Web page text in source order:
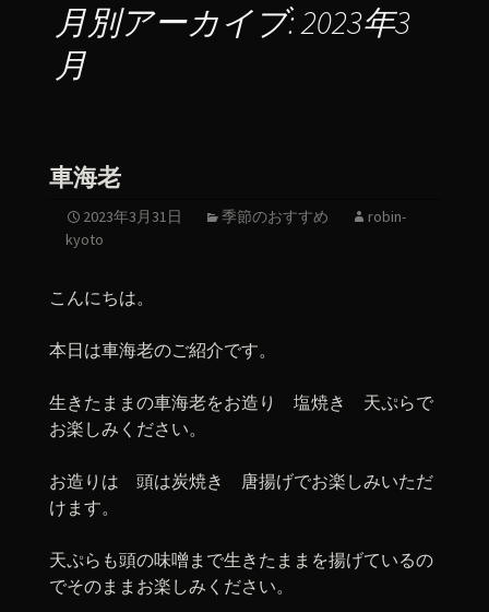
月別アーカイブ: 2023年3
月
車海老
2023年3月31日 季節のおすすめ
robin-
kyoto
こんにちは。
本日は車海老のご紹介です。
生きたままの車海老をお造り 塩焼き 天ぷらで
お楽しみください。
お造りは 頭は炭焼き 唐揚げでお楽しみいただ
けます。
天ぷらも頭の味噌まで生きたままを揚げているの
でそのままお楽しみください。